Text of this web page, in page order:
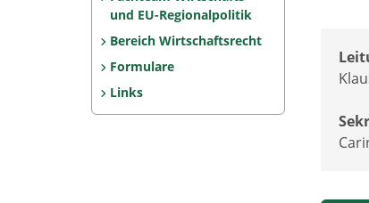
und EU-Regionalpolitik
Bereich Wirtschaftsrecht
Formulare
Links